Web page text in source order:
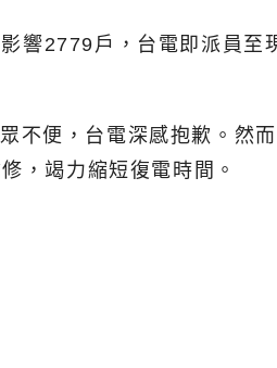
響2779戶，台電即派員至
不便，台電深感抱歉。然
，竭力縮短復電時間。